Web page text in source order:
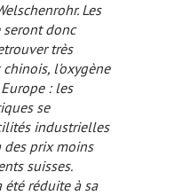
Les
seront donc
très
l'oxygène
: les
se
industrielles
prix moins
suisses.
réduite à sa